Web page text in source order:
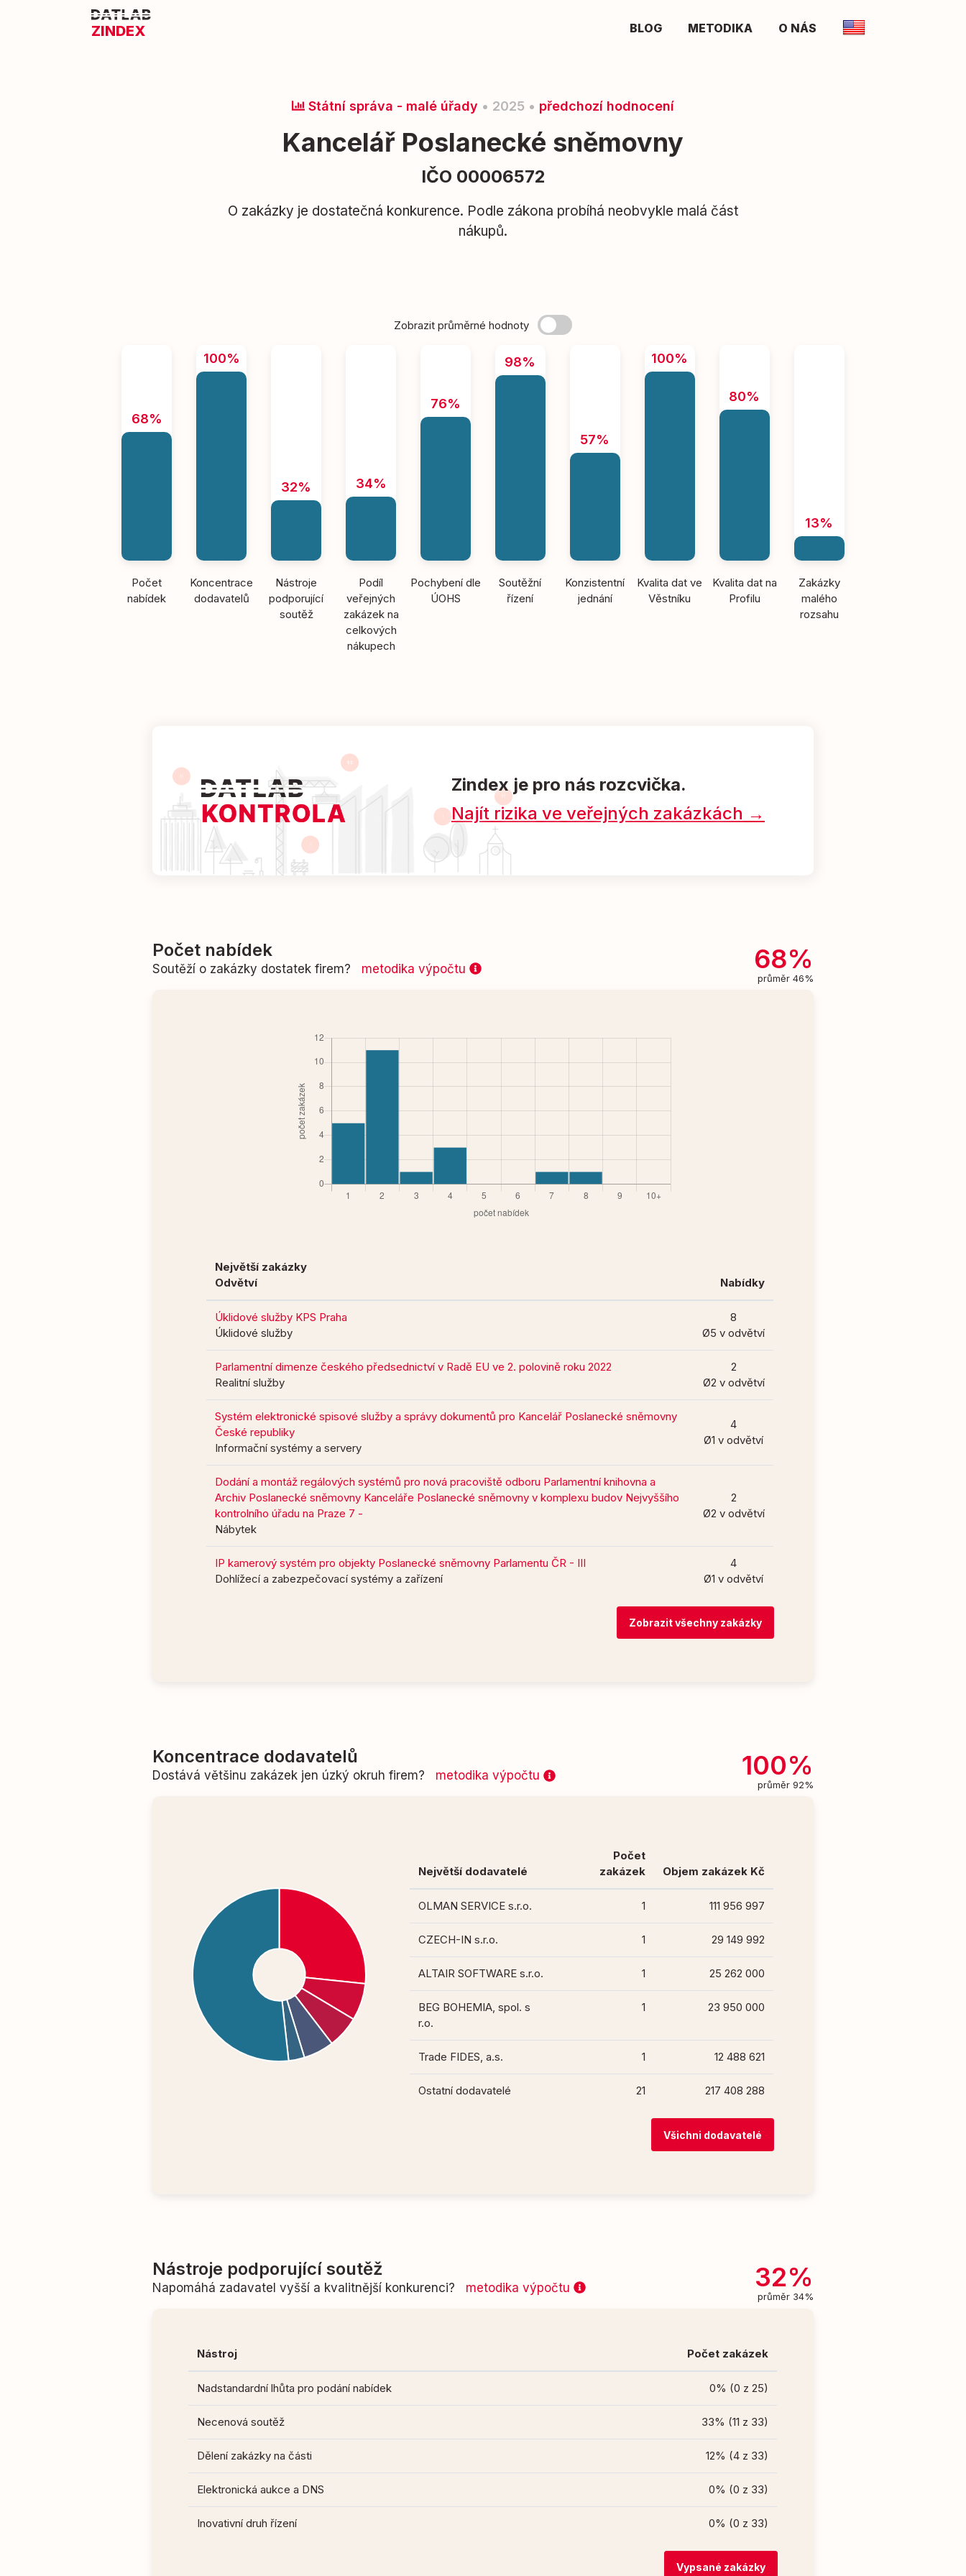
ZINDEX BLOG METODIKA O NÁS
Státní správa - malé úřady • 2025 • předchozí hodnocení
Kancelář Poslanecké sněmovny
IČO 00006572
O zakázky je dostatečná konkurence. Podle zákona probíhá neobvykle malá část
nákupů.
Zobrazit průměrné hodnoty
68%
Počet
nabídek
100%
Koncentrace
dodavatelů
32%
Nástroje
podporující
soutěž
34%
Podíl
veřejných
zakázek na
celkových
nákupech
76%
Pochybení dle
ÚOHS
98%
Soutěžní
řízení
57%
Konzistentní
jednání
100%
Kvalita dat ve
Věstníku
80%
Kvalita dat na
Profilu
13%
Zakázky
malého
rozsahu
Zindex je pro nás rozcvička.
Najít rizika ve veřejných zakázkách →
Počet nabídek
Soutěží o zakázky dostatek firem? metodika výpočtu 68%
průměr 46%
Největší zakázky
Odvětví
Nabídky
Úklidové služby KPS Praha
Úklidové služby
8
Ø5 v odvětví
Parlamentní dimenze českého předsednictví v Radě EU ve 2. polovině roku 2022
Realitní služby
2
Ø2 v odvětví
Systém elektronické spisové služby a správy dokumentů pro Kancelář Poslanecké sněmovny
České republiky
Informační systémy a servery
4
Ø1 v odvětví
Dodání a montáž regálových systémů pro nová pracoviště odboru Parlamentní knihovna a
Archiv Poslanecké sněmovny Kanceláře Poslanecké sněmovny v komplexu budov Nejvyššího
kontrolního úřadu na Praze 7 -
Nábytek
2
Ø2 v odvětví
IP kamerový systém pro objekty Poslanecké sněmovny Parlamentu ČR - III
Dohlížecí a zabezpečovací systémy a zařízení
4
Ø1 v odvětví
Zobrazit všechny zakázky
Koncentrace dodavatelů
Dostává většinu zakázek jen úzký okruh firem? metodika výpočtu 100%
průměr 92%
Největší dodavatelé
Počet
zakázek
Objem zakázek Kč
OLMAN SERVICE s.r.o. 1 111 956 997
CZECH-IN s.r.o. 1 29 149 992
ALTAIR SOFTWARE s.r.o. 1 25 262 000
BEG BOHEMIA, spol. s
r.o.
1 23 950 000
Trade FIDES, a.s. 1 12 488 621
Ostatní dodavatelé 21 217 408 288
Všichni dodavatelé
Nástroje podporující soutěž
Napomáhá zadavatel vyšší a kvalitnější konkurenci? metodika výpočtu 32%
průměr 34%
Nástroj Počet zakázek
Nadstandardní lhůta pro podání nabídek 0% (0 z 25)
Necenová soutěž 33% (11 z 33)
Dělení zakázky na části 12% (4 z 33)
Elektronická aukce a DNS 0% (0 z 33)
Inovativní druh řízení 0% (0 z 33)
Vypsané zakázky